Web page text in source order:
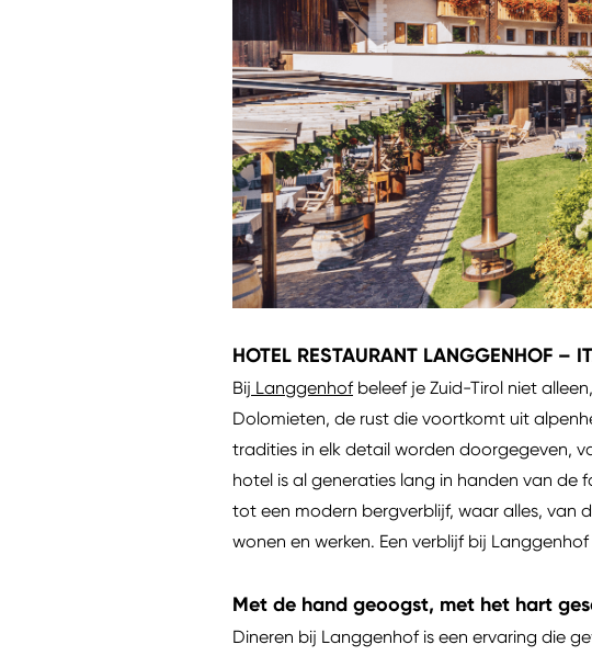
HOTEL RESTAURANT LANGGENHOF –
Bij Langgenhofbeleef je Zuid-Tirol niet
Dolomieten, de rust die voortkomt uit
tradities in elk detail worden doorgegeven,
hotel is al generaties lang in handen van de
tot een modern bergverblijf, waar alles, van
wonen en werken. Een verblijf bij
Met de hand geoogst, met het hart
Dineren bij Langgenhof is een ervaring die